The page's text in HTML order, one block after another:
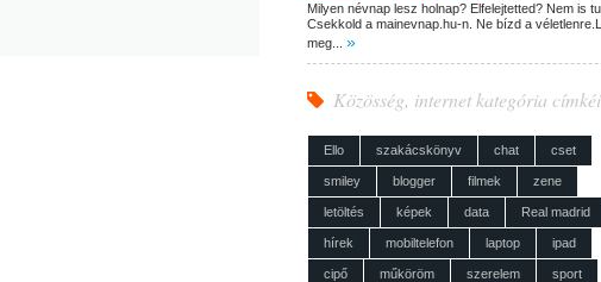
Milyen névnap lesz holnap? Elfelejtetted? Nem is
Csekkold a mainevnap.hu-n. Ne bízd a
meg... »
Közösség, internet kategória címkéi
Ello szakácskönyv chat cset
smiley blogger filmek zene
letöltés képek data Real madrid
hírek mobiltelefon laptop ipad
cipő műköröm szerelem sport